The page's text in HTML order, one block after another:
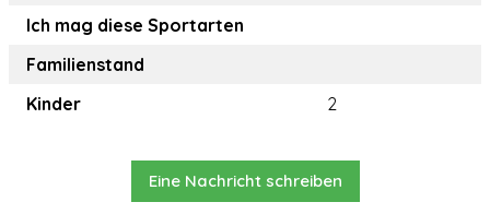
Ich mag diese Sportarten
Familienstand
Kinder
2
Eine Nachricht schreiben